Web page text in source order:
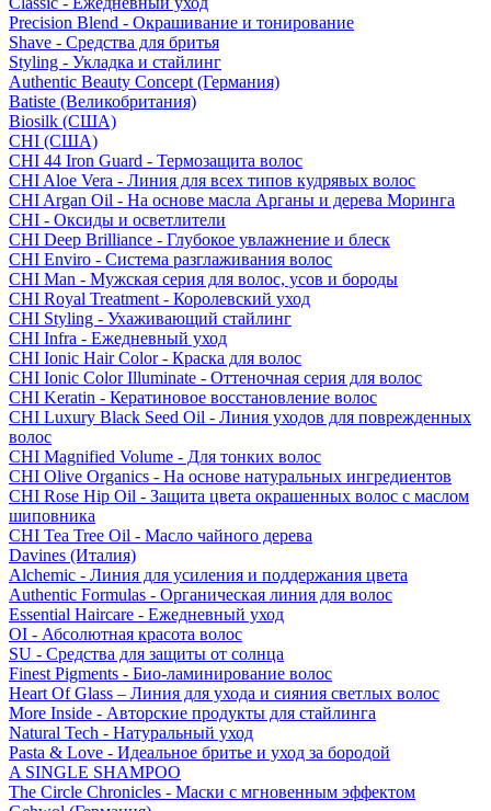
Precision Blend - Окрашивание и тонирование
Shave - Средства для бритья
Styling - Укладка и стайлинг
Authentic Beauty Concept (Германия)
Batiste (Великобритания)
Biosilk (США)
CHI (США)
CHI 44 Iron Guard - Термозащита волос
CHI Aloe Vera - Линия для всех типов кудрявых волос
CHI Argan Oil - На основе масла Арганы и дерева Моринга
CHI - Оксиды и осветлители
CHI Deep Brilliance - Глубокое увлажнение и блеск
CHI Enviro - Система разглаживания волос
CHI Man - Мужская серия для волос, усов и бороды
CHI Royal Treatment - Королевский уход
CHI Styling - Ухаживающий стайлинг
CHI Infra - Ежедневный уход
CHI Ionic Hair Color - Краска для волос
CHI Ionic Color Illuminate - Оттеночная серия для волос
CHI Keratin - Кератиновое восстановление волос
CHI Luxury Black Seed Oil - Линия уходов для поврежденных
волос
CHI Magnified Volume - Для тонких волос
CHI Olive Organics - На основе натуральных ингредиентов
CHI Rose Hip Oil - Защита цвета окрашенных волос с маслом
шиповника
CHI Tea Tree Oil - Масло чайного дерева
Davines (Италия)
Alchemic - Линия для усиления и поддержания цвета
Authentic Formulas - Органическая линия для волос
Essential Haircare - Eжедневный уход
OI - Абсолютная красота волос
SU - Средства для защиты от солнца
Finest Pigments - Био-ламинирование волос
Heart Of Glass – Линия для ухода и сияния светлых волос
More Inside - Авторские продукты для стайлинга
Natural Tech - Натуральный уход
Pasta & Love - Идеальное бритье и уход за бородой
A SINGLE SHAMPOO
The Circle Chronicles - Маски с мгновенным эффектом